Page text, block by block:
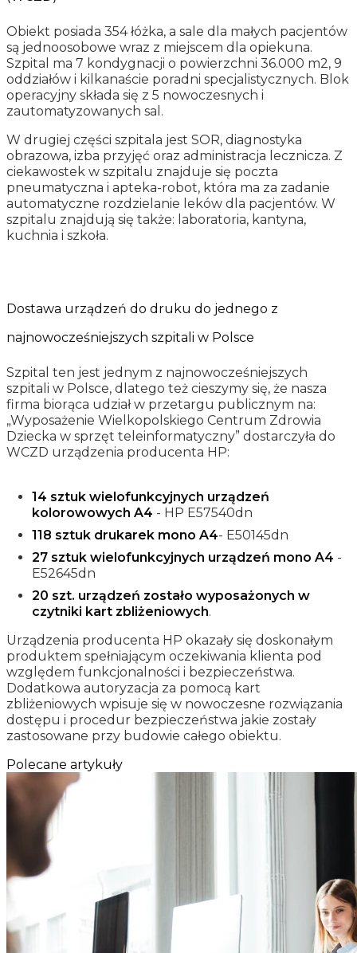
Obiekt posiada 354 łóżka, a sale dla małych pacjentów
są jednoosobowe wraz z miejscem dla opiekuna.
Szpital ma 7 kondygnacji o powierzchni 36.000 m2, 9
oddziałów i kilkanaście poradni specjalistycznych. Blok
operacyjny składa się z 5 nowoczesnych i
zautomatyzowanych sal.
W drugiej części szpitala jest SOR, diagnostyka
obrazowa, izba przyjęć oraz administracja lecznicza. Z
ciekawostek w szpitalu znajduje się poczta
pneumatyczna i apteka-robot, która ma za zadanie
automatyczne rozdzielanie leków dla pacjentów. W
szpitalu znajdują się także: laboratoria, kantyna,
kuchnia i szkoła.
Dostawa urządzeń do druku do jednego z
najnowocześniejszych szpitali w Polsce
Szpital ten jest jednym z najnowocześniejszych
szpitali w Polsce, dlatego też cieszymy się, że nasza
firma biorąca udział w przetargu publicznym na:
„Wyposażenie Wielkopolskiego Centrum Zdrowia
Dziecka w sprzęt teleinformatyczny” dostarczyła do
WCZD urządzenia producenta HP:
14 sztuk wielofunkcyjnych urządzeń
kolorowowych A4 - HP E57540dn
118 sztuk drukarek mono A4- E50145dn
27 sztuk wielofunkcyjnych urządzeń mono A4 -
E52645dn
20 szt. urządzeń zostało wyposażonych w
czytniki kart zbliżeniowych.
Urządzenia producenta HP okazały się doskonałym
produktem spełniającym oczekiwania klienta pod
względem funkcjonalności i bezpieczeństwa.
Dodatkowa autoryzacja za pomocą kart
zbliżeniowych wpisuje się w nowoczesne rozwiązania
dostępu i procedur bezpieczeństwa jakie zostały
zastosowane przy budowie całego obiektu.
Polecane artykuły